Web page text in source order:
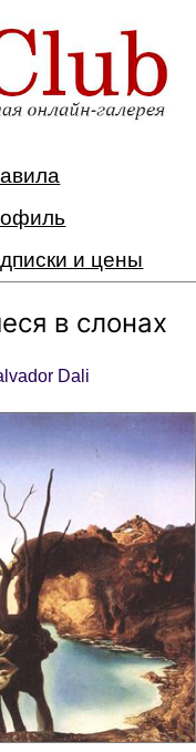
и цены
в слонах
Dali